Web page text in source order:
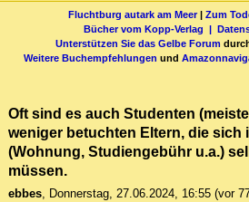
Fluchtburg autark am Meer| Zum
Bücher vom Kopp-Verlag |
Unterstützen Sie das Gelbe Forum
Weitere Buchempfehlungen und
Oft sind es auch Studenten
weniger betuchten Eltern, die sich
(Wohnung, Studiengebühr u.a.)
müssen.
ebbes, Donnerstag, 27.06.2024, 16:55 (vor